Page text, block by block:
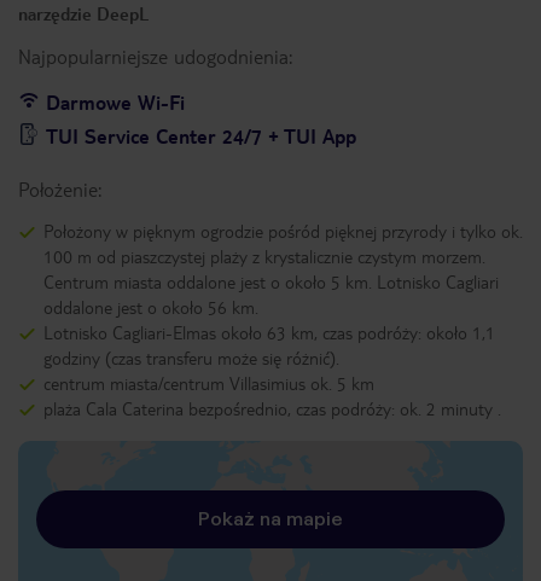
narzędzie DeepL
Najpopularniejsze udogodnienia:
Darmowe Wi-Fi
TUI Service Center 24/7 + TUI App
Położenie:
Położony w pięknym ogrodzie pośród pięknej przyrody i tylko ok.
100 m od piaszczystej plaży z krystalicznie czystym morzem.
Centrum miasta oddalone jest o około 5 km. Lotnisko Cagliari
oddalone jest o około 56 km.
Lotnisko Cagliari-Elmas około 63 km, czas podróży: około 1,1
godziny (czas transferu może się różnić).
centrum miasta/centrum Villasimius ok. 5 km
plaża Cala Caterina bezpośrednio, czas podróży: ok. 2 minuty .
Pokaż na mapie